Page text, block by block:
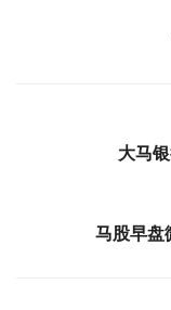
大马
马股早盘